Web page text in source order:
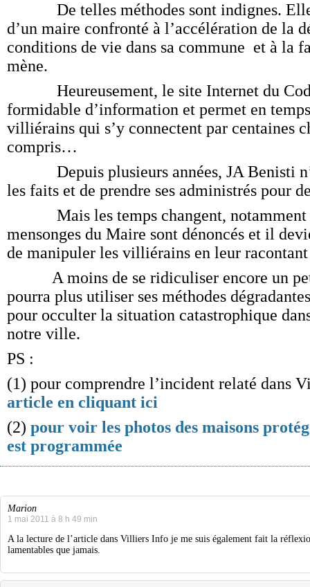
De telles méthodes sont indignes.
d’un maire confronté à l’accélération de la
conditions de vie dans sa commune et à la
mène.
Heureusement, le site Internet du
formidable d’information et permet en
villiérains qui s’y connectent par centaines
compris…
Depuis plusieurs années, JA Benisti
les faits et de prendre ses administrés pour
Mais les temps changent, notamment
mensonges du Maire sont dénoncés et il
de manipuler les villiérains en leur racontant
A moins de se ridiculiser encore un
pourra plus utiliser ses méthodes
pour occulter la situation catastrophique
notre ville.
PS :
(1) pour comprendre l’incident relaté dans
article en cliquant ici
(2) pour voir les photos des maisons
est programmée
Marion
1 mai 2011 à 8 h 49 min
A la lecture de l’article dans Villiers Info je me suis également fait la
lamentables que jamais.